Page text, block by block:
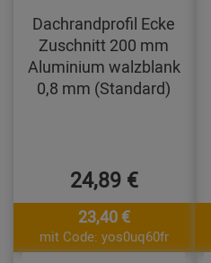
Dachrandprofil Ecke
Zuschnitt 200 mm
Aluminium walzblank
0,8 mm (Standard)
24,89 €
23,40 €
mit Code: yos0uq60fr